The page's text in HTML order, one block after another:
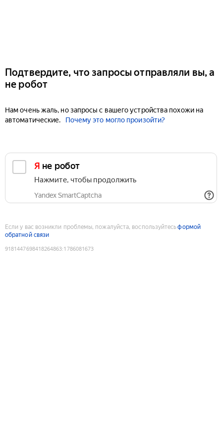
Подтвердите, что запросы отправляли вы, а
не робот
Нам очень жаль, но запросы с вашего устройства похожи на
автоматические.
Почему это могло произойти?
Я не робот
Нажмите, чтобы продолжить
Yandex SmartCaptcha
Если у вас возникли проблемы, пожалуйста, воспользуйтесьформой
обратной связи
9181447698418264863:1786081673